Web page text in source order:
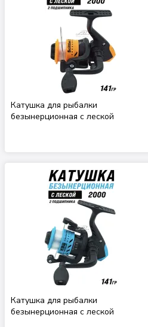
Катушка для рыбалки
безынерционная с леской
Катушка для рыбалки
безынерционная с леской